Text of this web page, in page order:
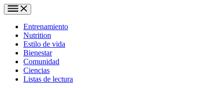
Entrenamiento
Nutrition
Estilo de vida
Bienestar
Comunidad
Ciencias
Listas de lectura